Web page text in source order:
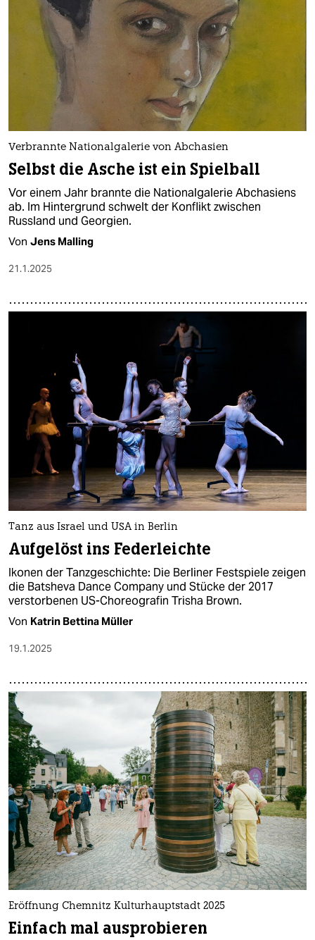
Verbrannte Nationalgalerie von Abchasien
Selbst die Asche ist ein Spielball
Vor einem Jahr brannte die Nationalgalerie Abchasiens
ab. Im Hintergrund schwelt der Konflikt zwischen
Russland und Georgien.
Von Jens Malling
21.1.2025
Tanz aus Israel und USA in Berlin
Aufgelöst ins Federleichte
Ikonen der Tanzgeschichte: Die Berliner Festspiele zeigen
die Batsheva Dance Company und Stücke der 2017
verstorbenen US-Choreografin Trisha Brown.
Von Katrin Bettina Müller
19.1.2025
Eröffnung Chemnitz Kulturhauptstadt 2025
Einfach mal ausprobieren